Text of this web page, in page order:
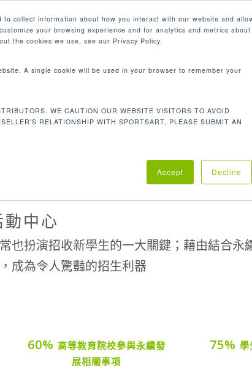
collect information about how you interact with our website and
your browsing experience and for analytics and metrics about
the cookies we use, see our Privacy Policy.
A single cookie will be used in your browser to remember your
WE CAUTION OUR WEBSITE VISITORS TO AVOID
RELATIONSHIP WITH SPORTSART, PLEASE SUBMIT AN
Accept Decline
產品 市場
校市場
中心
也扮演招收新學生的一大關鍵；藉由結合永
成為令人驚豔的招生利器
60% 高等教育院校參與永續發
展相關事項
75% 學